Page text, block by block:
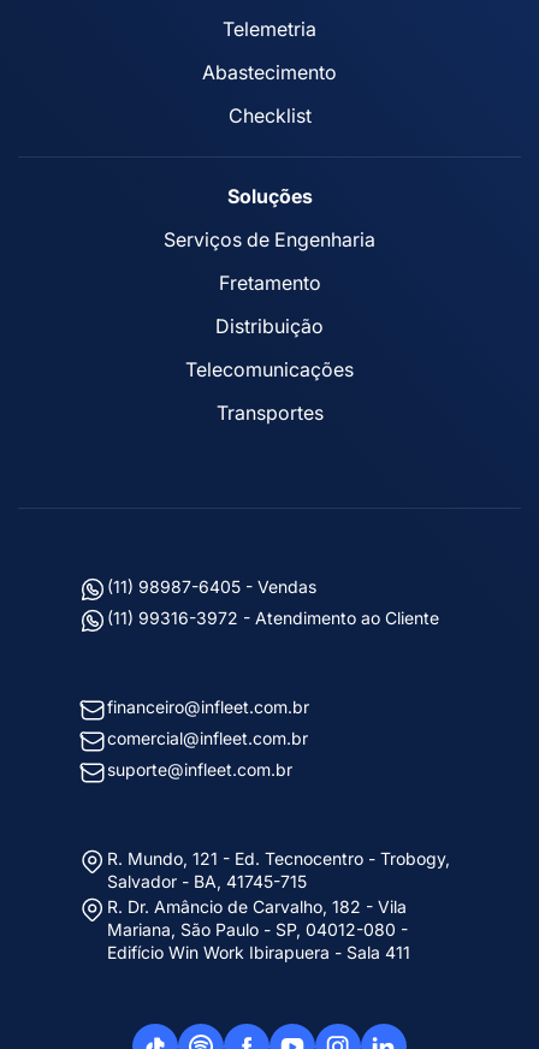
Telemetria
Abastecimento
Checklist
Soluções
Serviços de Engenharia
Fretamento
Distribuição
Telecomunicações
Transportes
(11) 98987-6405 - Vendas
(11) 99316-3972 - Atendimento ao Cliente
financeiro@infleet.com.br
comercial@infleet.com.br
suporte@infleet.com.br
R. Mundo, 121 - Ed. Tecnocentro - Trobogy,
Salvador - BA, 41745-715
R. Dr. Amâncio de Carvalho, 182 - Vila
Mariana, São Paulo - SP, 04012-080 -
Edifício Win Work Ibirapuera - Sala 411